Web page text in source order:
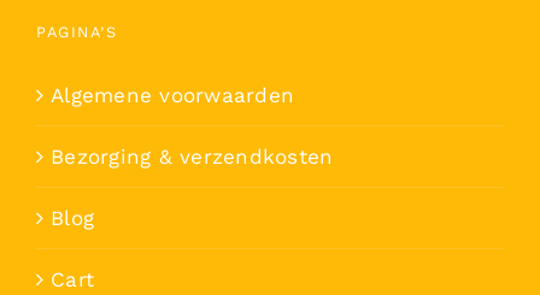
PAGINA’S
Algemene voorwaarden
Bezorging & verzendkosten
Blog
Cart